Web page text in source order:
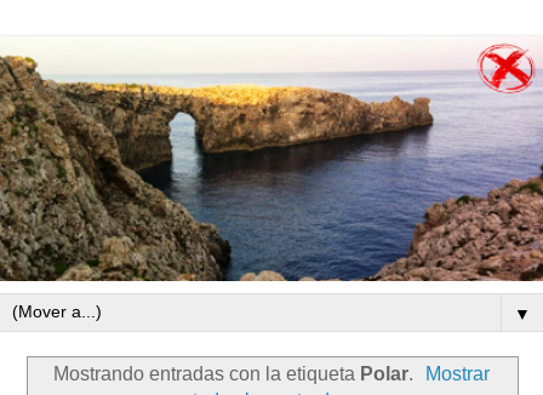
▼
Mostrando entradas con la etiqueta Polar.
Mostrar